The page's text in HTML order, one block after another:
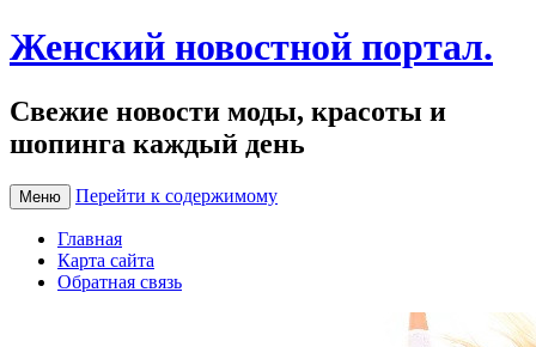
Женский новостной портал.
Свежие новости моды, красоты и
шопинга каждый день
Меню Перейти к содержимому
Главная
Карта сайта
Обратная связь